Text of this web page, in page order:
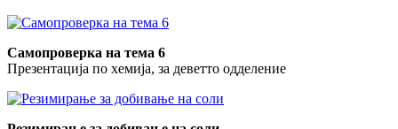
Самопроверка на тема 6
Презентација по хемија, за деветто одделение